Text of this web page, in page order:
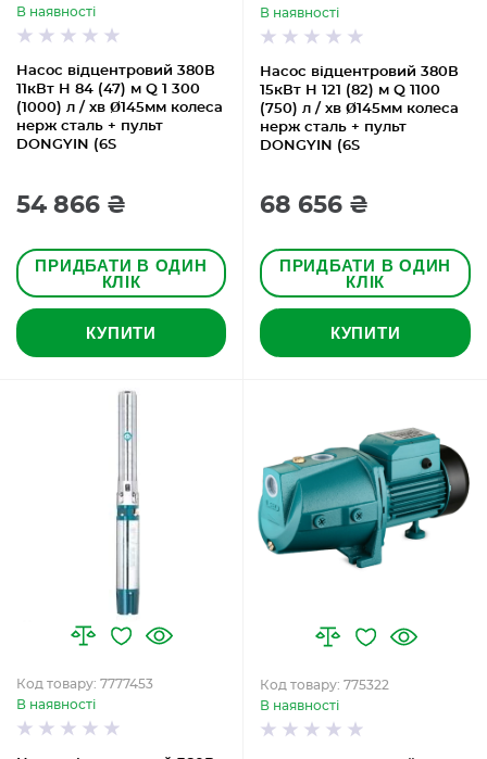
Насос відцентровий 380В
11кВт H 84 (47) м Q 1 300
(1000) л / хв Ø145мм колеса
нерж сталь + пульт
DONGYIN (6S
В наявності
54 866 ₴
ПРИДБАТИ В ОДИН
КЛІК
КУПИТИ
Насос відцентровий 380В
15кВт H 121 (82) м Q 1100
(750) л / хв Ø145мм колеса
нерж сталь + пульт
DONGYIN (6S
В наявності
68 656 ₴
ПРИДБАТИ В ОДИН
КЛІК
КУПИТИ
Код товару: 7777453
В наявності
Код товару: 775322
В наявності